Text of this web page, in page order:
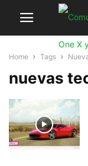
Home Tags
nuevas